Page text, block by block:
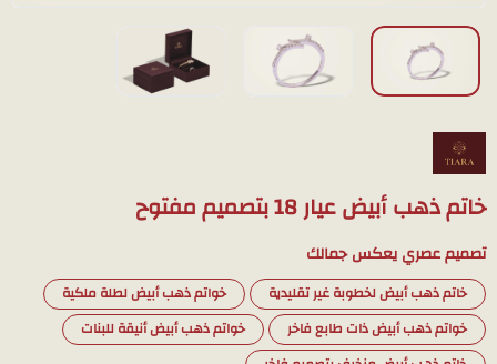
خاتم ذهب أبيض عيار 18 بتصميم مفتوح
تصميم عصري يعكس جمالك
خاتم ذهب أبيض لخطوبة غير تقليدية
خواتم ذهب أبيض لطلة ملكية
خواتم ذهب أبيض ذات طابع فاخر
خواتم ذهب أبيض أنيقة للبنات